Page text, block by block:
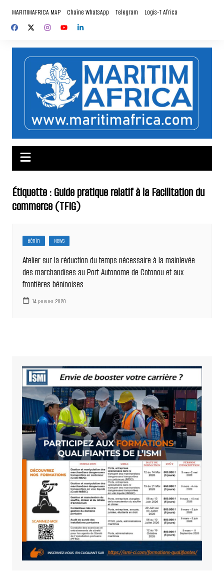
contenu
MARITIMAFRICA MAP Chaîne WhatsApp Telegram Logis-T Africa
Étiquette :Guide pratique relatif à la Facilitation du
commerce (TFIG)
Bénin News
Atelier sur la réduction du temps nécessaire à la mainlevée
des marchandises au Port Autonome de Cotonou et aux
frontières béninoises
14 janvier 2020